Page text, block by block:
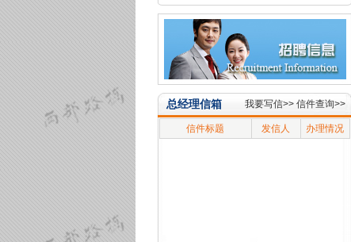
总经理信箱 我要写信>> 信件查询>>
信件标题 发信人 办理情况